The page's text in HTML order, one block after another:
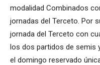
modalidad Combinados
jornadas del Terceto. Por
jornada del Terceto con
los dos partidos de semis
el domingo reservado